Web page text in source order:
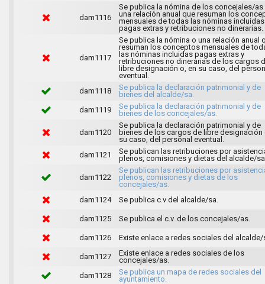
dam1116
Se publica la nómina de los concejales/as
una relación anual que resuman los
mensuales de todas las nóminas incluidas
pagas extras y retribuciones no dinerarias.
dam1117
Se publica la nómina o una relación anual
resuman los conceptos mensuales de
las nóminas incluidas pagas extras y
retribuciones no dinerarias de los cargos
libre designación o, en su caso, del
eventual.
dam1118
Se publica la declaración patrimonial y de
bienes del alcalde/sa.
dam1119
Se publica la declaración patrimonial y de
bienes de los concejales/as.
dam1120
Se publica la declaración patrimonial y de
bienes de los cargos de libre designación
su caso, del personal eventual.
dam1121
Se publican las retribuciones por
plenos, comisiones y dietas del alcalde/
dam1122
Se publican las retribuciones por
plenos, comisiones y dietas de los
concejales/as.
dam1124
Se publica c.v del alcalde/sa.
dam1125 Se publica el c.v. de los concejales/as.
dam1126 Existe enlace a redes sociales del alcalde/
dam1127
Existe enlace a redes sociales de los
concejales/as.
dam1128
Se publica un mapa de redes sociales del
ayuntamiento.